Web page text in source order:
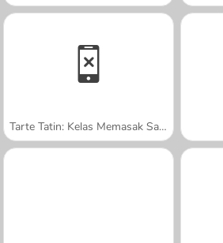
Tarte Tatin: Kelas Memasak Sara